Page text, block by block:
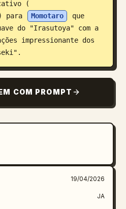
(
para Momotaro
que
do "Irasutoya" com a
impressionante dos
COM PROMPT
19/04/2026
JA